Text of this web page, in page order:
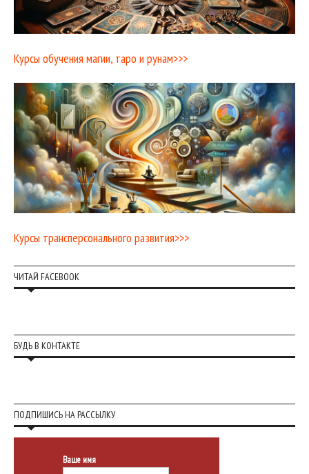
Курсы обучения магии, таро и рунам>>>
Курсы трансперсонального развития>>>
ЧИТАЙ FACEBOOK
БУДЬ В КОНТАКТЕ
ПОДПИШИСЬ НА РАССЫЛКУ
Ваше имя